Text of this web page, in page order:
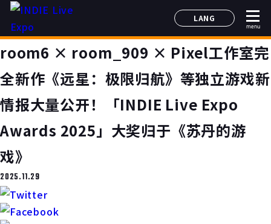
LANG
English
日本語
한국어
menu
room6 × room_909 × Pixel工作室完
全新作《远星：极限归航》等独立游戏新
情报大量公开！「INDIE Live Expo
Awards 2025」大奖归于《苏丹的游
戏》
2025.11.29